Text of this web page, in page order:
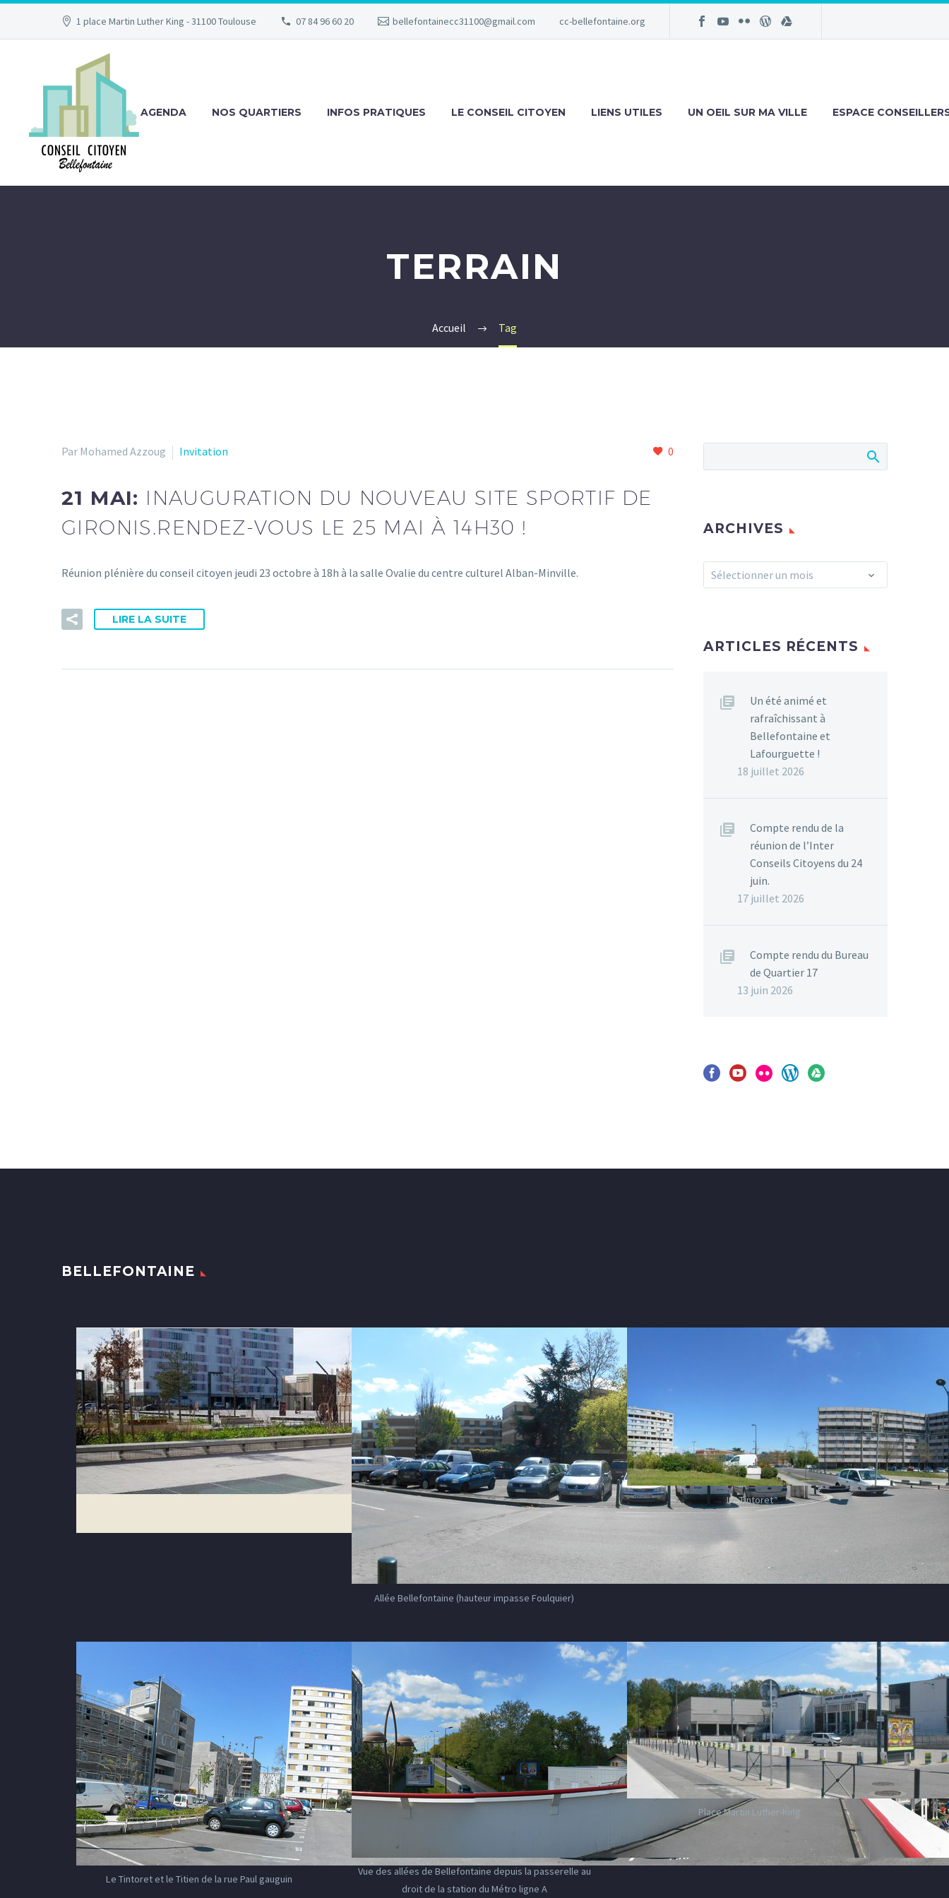
1 place Martin Luther King - 31100 Toulouse 07 84 96 60 20 bellefontainecc31100@gmail.com cc-bellefontaine.org
AGENDA NOS QUARTIERS INFOS PRATIQUES LE CONSEIL CITOYEN LIENS UTILES UN OEIL SUR MA VILLE ESPACE
TERRAIN
Accueil Tag
0
Par Mohamed Azzoug Invitation
21 MAI: INAUGURATION DU NOUVEAU SITE SPORTIF DE
GIRONIS.RENDEZ-VOUS LE 25 MAI À 14H30 !
Réunion plénière du conseil citoyen jeudi 23 octobre à 18h à la salle Ovalie du centre culturel Alban-Minville.
LIRE LA SUITE
ARCHIVES
Archives
Sélectionner un mois
ARTICLES RÉCENTS
Un été animé et
rafraîchissant à
Bellefontaine et
Lafourguette !
18 juillet 2026
Compte rendu de la
réunion de l’Inter
Conseils Citoyens du 24
juin.
17 juillet 2026
Compte rendu du Bureau
de Quartier 17
13 juin 2026
BELLEFONTAINE
Allée Bellefontaine (hauteur impasse Foulquier)
Le Tintoret
Le Tintoret et le Titien de la rue Paul gauguin
Vue des allées de Bellefontaine depuis la passerelle au
droit de la station du Métro ligne A
Place Martin Luther-King